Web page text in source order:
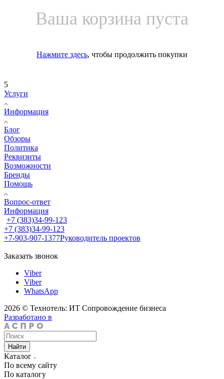
Ваша корзина пуста
Нажмите здесь, чтобы продолжить покупки
5
Услуги
Информация
Блог
Обзоры
Политика
Реквизиты
Возможности
Бренды
Помощь
Вопрос-ответ
Информация
+7 (383)34-99-123
+7 (383)34-99-123
+7-903-907-1377Руководитель проектов
Заказать звонок
Viber
Viber
WhatsApp
2026 © Технотель: ИТ Сопровождение бизнеса
Разработано в
Найти
Каталог
По всему сайту
По каталогу